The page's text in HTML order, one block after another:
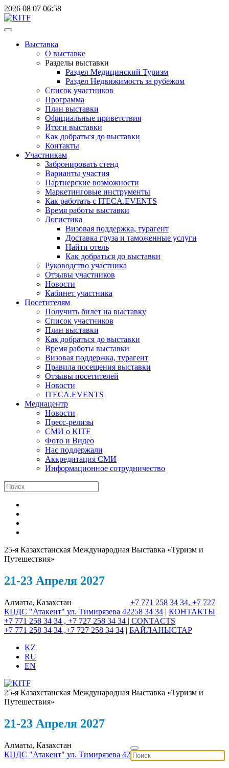
2026 08 07 06:58
Выставка
О выставке
Разделы выставки
Раздел Медицинский Туризм
Раздел Недвижимость за рубежом
Список участников
Программа
План выставки
Официальные приветствия
Итоги выставки
Как добраться до выставки
Контакты
Участникам
Забронировать стенд
Варианты участия
Партнерские возможности
Маркетинговые инструменты
Как работать с ITECA.EVENTS
Время работы выставки
Логистика
Визовая поддержка, турагент
Доставка груза и таможенные услуги
Найти отель
Как добраться до выставки
Руководство участника
Отзывы участников
Новости
Кабинет участника
Посетителям
Получить билет на выставку
Список участников
План выставки
Как добраться до выставки
Время работы выставки
Визовая поддержка, турагент
Правила посещения выставки
Отзывы посетителей
Новости
ITECA.EVENTS
Медиацентр
Новости
Пресс-релизы
СМИ о KITF
Фото и Видео
Нас поддержали
Аккредитация СМИ
Информационное сотрудничество
25-я Казахстанская Международная Выставка «Туризм и
Путешествия»
21-23 Апреля 2027
Алматы, Казахстан
КЦДС "Атакент" ул. Тимирязева 42
+7 771 258 34 34, +7 727
258 34 34 | КОНТАКТЫ
+7 771 258 34 34 , +7 727 258 34 34 | CONTACTS
+7 771 258 34 34 ,+7 727 258 34 34 | БАЙЛАНЫСТАР
KZ
RU
EN
25-я Казахстанская Международная Выставка «Туризм и
Путешествия»
21-23 Апреля 2027
Алматы, Казахстан
КЦДС "Атакент" ул. Тимирязева 42